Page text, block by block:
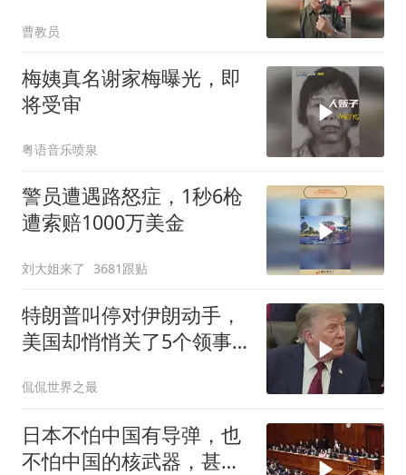
曹教员
梅姨真名谢家梅曝光，即
将受审
粤语音乐喷泉
警员遭遇路怒症，1秒6枪
遭索赔1000万美金
刘大姐来了 3681跟贴
特朗普叫停对伊朗动手，
美国却悄悄关了5个领事
侃侃世界之最
日本不怕中国有导弹，也
不怕中国的核武器，甚至